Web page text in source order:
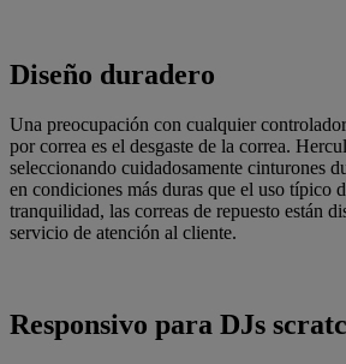
Diseño duradero
Una preocupación con cualquier
por correa es el desgaste de la correa.
seleccionando cuidadosamente cinturones
en condiciones más duras que el uso típico
tranquilidad, las correas de repuesto están
servicio de atención al cliente.
Responsivo para DJs